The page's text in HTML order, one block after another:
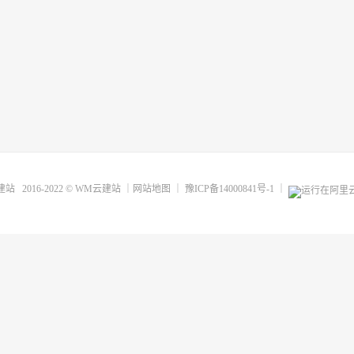
站2016-2022 © WM云建站｜ 网站地图 豫ICP备14000841号-1